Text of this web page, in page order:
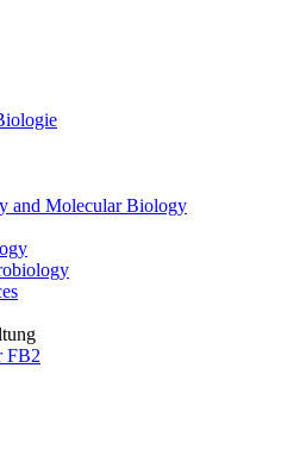
and Molecular Biology
FB2